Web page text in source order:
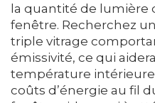
la quantité de lumière
fenêtre. Recherchez
triple vitrage
émissivité, ce qui
température intérieure
coûts d’énergie au fil